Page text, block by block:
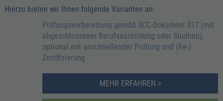
Hierzu bieten wir Ihnen folgende Varianten an:
Prüfungsvorbereitung gemäß SCC-Dokument 017 (mit
abgeschlossener Berufsausbildung oder Studium),
optional mit anschließender Prüfung und (Re-)
Zertifizierung
MEHR ERFAHREN >